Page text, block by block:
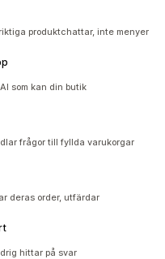
produktchattar, inte menyer
som kan din butik
frågor till fyllda varukorgar
deras order, utfärdar
hittar på svar